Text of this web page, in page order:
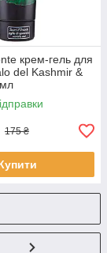
крем-гель для
del Kashmir &
175 ₴